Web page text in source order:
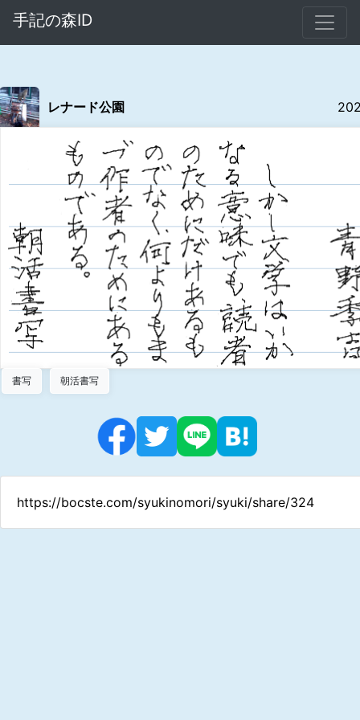
手記の森ID
レナード公園
書写 朝活書写
https://bocste.com/syukinomori/syuki/share/324